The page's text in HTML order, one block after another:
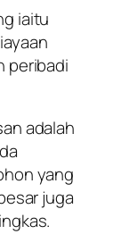
iaitu
peribadi
adalah
yang
juga